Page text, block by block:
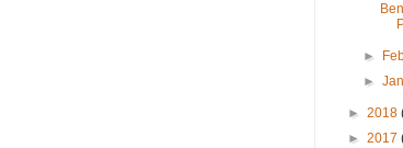
►
►
► 2018
► 2017